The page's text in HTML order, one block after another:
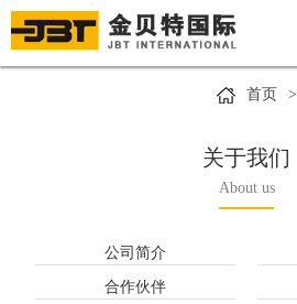
首页 >
关于我们
About us
公司简介
合作伙伴